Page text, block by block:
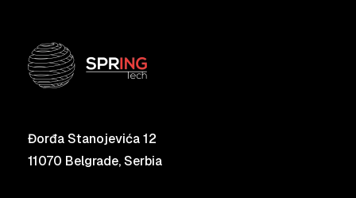
Đorđa Stanojevića 12
11070 Belgrade, Serbia